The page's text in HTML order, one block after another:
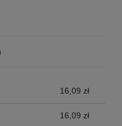
płatności
16,09 zł
16,09 zł